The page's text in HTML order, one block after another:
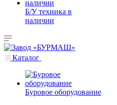
Б/У техника в
наличии
Каталог
Буровое оборудование